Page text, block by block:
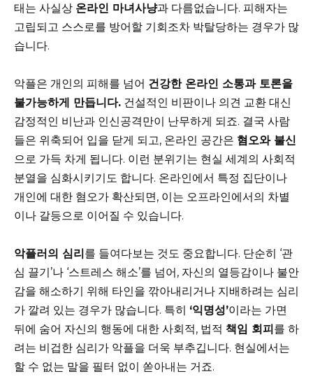
태는 사실상 온라인 마녀사냥과 다름없습니다. 피해자는
고립되고 스스로를 방어할 기회조차 박탈당하는 경우가 많
습니다.
악플은 개인의 피해를 넘어 건강한 온라인 소통과 토론을
불가능하게 만듭니다. 건설적인 비판이나 의견 교환 대신
감정적인 비난과 인신공격만이 난무하게 되죠. 결국 사람
들은 위축되어 입을 닫게 되고, 온라인 공간은 혐오와 불신
으로 가득 차게 됩니다. 이런 분위기는 현실 세계의 사회적
분열을 심화시키기도 합니다. 온라인에서 특정 집단이나
개인에 대한 혐오가 확산되면, 이는 오프라인에서의 차별
이나 갈등으로 이어질 수 있습니다.
악플러의 심리를 들여다보는 것도 중요합니다. 단순히 ‘관
심 끌기’나 ‘스트레스 해소’를 넘어, 자신의 열등감이나 불안
감을 해소하기 위해 타인을 깎아내리거나 지배하려는 심리
가 깔려 있는 경우가 많습니다. 특히 ‘익명성’이라는 가면
뒤에 숨어 자신의 행동에 대한 사회적, 법적 책임 회피를 하
려는 비겁한 심리가 악플을 더욱 부추깁니다. 현실에서는
할 수 없는 말을 필터 없이 쏟아내는 거죠.